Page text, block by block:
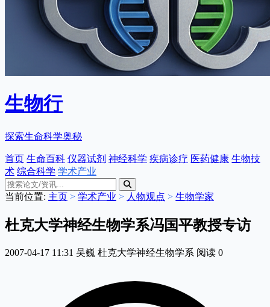
生物行
探索生命科学奥秘
首页 生命百科 仪器试剂 神经科学 疾病诊疗 医药健康 生物技
术 综合科学 学术产业
当前位置: 主页 > 学术产业 > 人物观点 > 生物学家
杜克大学神经生物学系冯国平教授专访
2007-04-17 11:31 吴巍 杜克大学神经生物学系 阅读 0